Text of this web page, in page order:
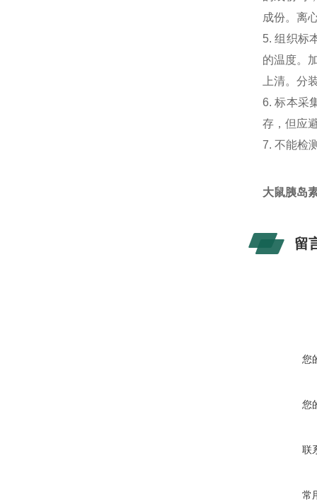
成份。离
5. 组织标
的温度。
上清。分
6. 标本采
存，但应
7. 不能检
大鼠胰岛
留
您
您
联
常